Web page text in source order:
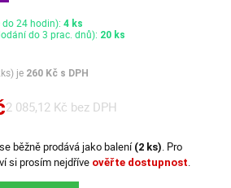
do 24 hodin):4 ks
do 3 prac. dnů): 20 ks
je 260 Kč s DPH
2 085,12 Kč bez DPH
běžně prodává jako balení (2 ks). Pro
si prosím nejdříve ověřte dostupnost.